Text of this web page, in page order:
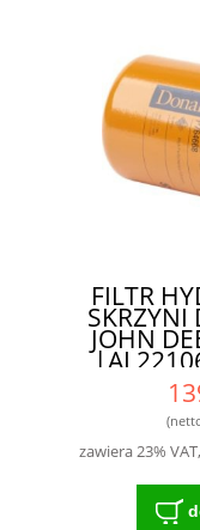
FILTR
SKRZYNI
JOHN
zawiera 23%